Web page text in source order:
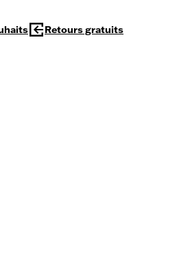
Retours gratuits